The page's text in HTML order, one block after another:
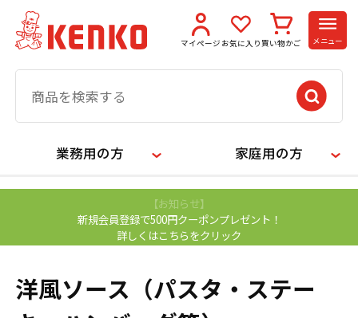
マイページ お気に入り 買い物かご メニュー
業務用の方 家庭用の方
【お知らせ】
新規会員登録で500円クーポンプレゼント！
詳しくはこちらをクリック
洋風ソース（パスタ・ステー